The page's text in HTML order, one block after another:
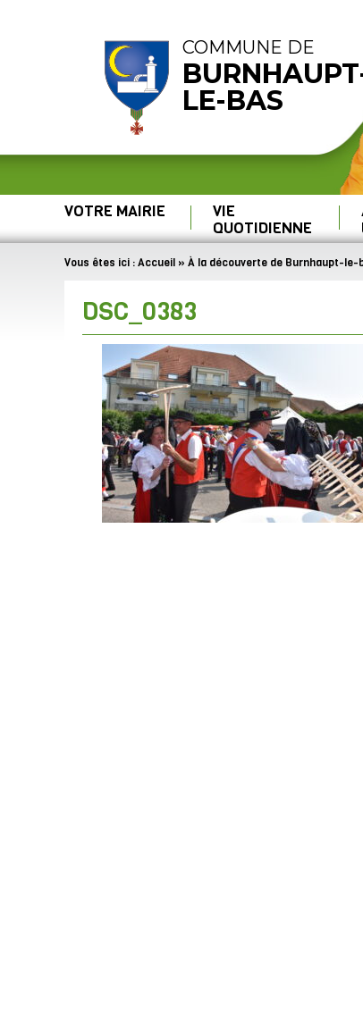
COMMUNE DE
LE-BAS
VOTRE MAIRIE VIE
QUOTIDIENNE
Vous êtes ici :Accueil » À la découverte de Burnhaupt-le-
DSC_0383